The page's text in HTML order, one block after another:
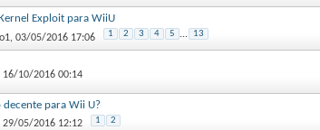
Exploit para WiiU
, 03/05/2016 17:06 1 2 3 4 5 ... 13
16/10/2016 00:14
decente para Wii U?
29/05/2016 12:12 1 2